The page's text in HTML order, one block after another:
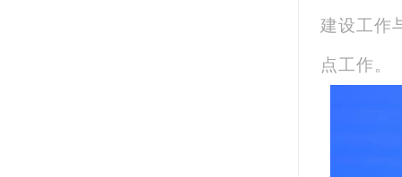
建设工作
点工作。